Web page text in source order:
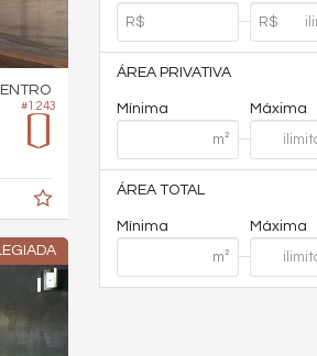
ÁREA PRIVATIVA
Mínima Máxima
ÁREA TOTAL
Mínima Máxima
#1.243